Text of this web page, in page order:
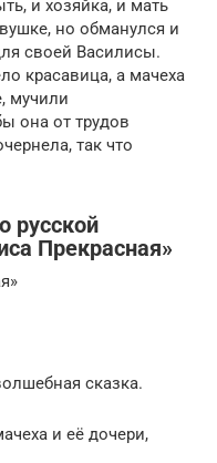
и хозяйка, и мать
но обманулся и
своей Василисы.
красавица, а мачеха
мучили
она от трудов
так что
русской
Прекрасная»
сказка.
и её дочери,